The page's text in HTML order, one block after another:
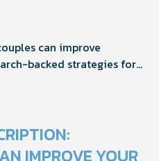
can improve
backed strategies for
shared sexual wellness
IMPROVE YOUR